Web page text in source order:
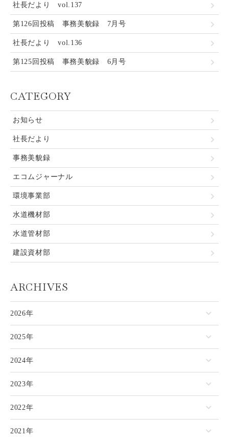
社長だより vol.137
第126回投稿 事務美貌録 7月号
社長だより vol.136
第125回投稿 事務美貌録 6月号
CATEGORY
お知らせ
社長だより
事務美貌録
エコムジャーナル
環境事業部
水道機材部
水道管材部
建設資材部
ARCHIVES
2026年
2025年
2024年
2023年
2022年
2021年